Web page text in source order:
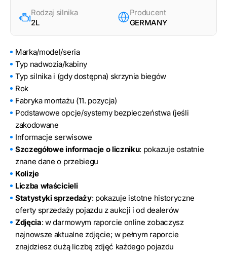
Rodzaj silnika
2L
Producent
GERMANY
Marka/model/seria
Typ nadwozia/kabiny
Typ silnika i (gdy dostępna) skrzynia biegów
Rok
Fabryka montażu (11. pozycja)
Podstawowe opcje/systemy bezpieczeństwa (jeśli
zakodowane
Informacje serwisowe
Szczegółowe informacje o liczniku: pokazuje ostatnie
znane dane o przebiegu
Kolizje
Liczba właścicieli
Statystyki sprzedaży: pokazuje istotne historyczne
oferty sprzedaży pojazdu z aukcji i od dealerów
Zdjęcia: w darmowym raporcie online zobaczysz
najnowsze aktualne zdjęcie; w pełnym raporcie
znajdziesz dużą liczbę zdjęć każdego pojazdu